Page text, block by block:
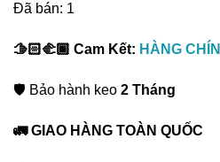
Đã bán: 1
🫱🏻‍🫲🏾 Cam Kết: HÀNG
🛡️ Bảo hành keo 2 Tháng
🚛 GIAO HÀNG TOÀN QUỐC